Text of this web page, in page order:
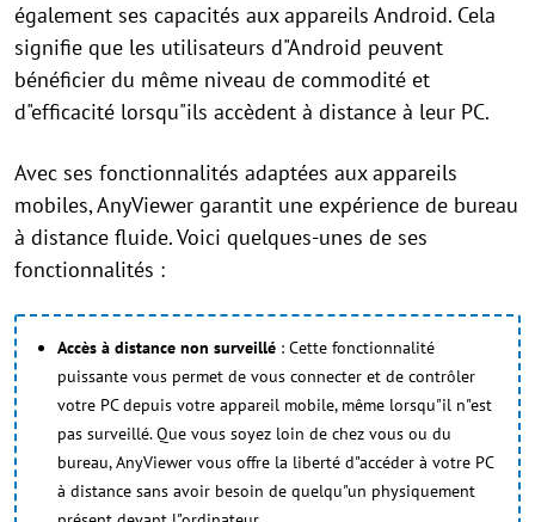
également ses capacités aux appareils Android. Cela
signifie que les utilisateurs d"Android peuvent
bénéficier du même niveau de commodité et
d"efficacité lorsqu"ils accèdent à distance à leur PC.
Avec ses fonctionnalités adaptées aux appareils
mobiles, AnyViewer garantit une expérience de bureau
à distance fluide. Voici quelques-unes de ses
fonctionnalités :
Accès à distance non surveillé : Cette fonctionnalité
puissante vous permet de vous connecter et de contrôler
votre PC depuis votre appareil mobile, même lorsqu"il n"est
pas surveillé. Que vous soyez loin de chez vous ou du
bureau, AnyViewer vous offre la liberté d"accéder à votre PC
à distance sans avoir besoin de quelqu"un physiquement